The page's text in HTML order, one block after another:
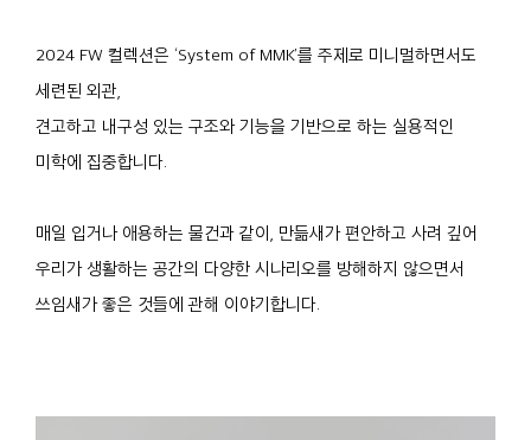
2024 FW 컬렉션은 ‘System of MMK’를 주제로 미니멀하면서도
세련된 외관,
견고하고 내구성 있는 구조와 기능을 기반으로 하는 실용적인
미학에 집중합니다.
매일 입거나 애용하는 물건과 같이, 만듦새가 편안하고 사려 깊어
우리가 생활하는 공간의 다양한 시나리오를 방해하지 않으면서
쓰임새가 좋은 것들에 관해 이야기합니다.